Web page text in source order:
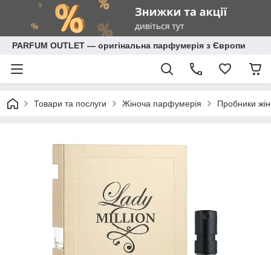
PARFUM OUTLET — оригінальна парфумерія з Європи
Товари та послуги Жіноча парфумерія Пробники